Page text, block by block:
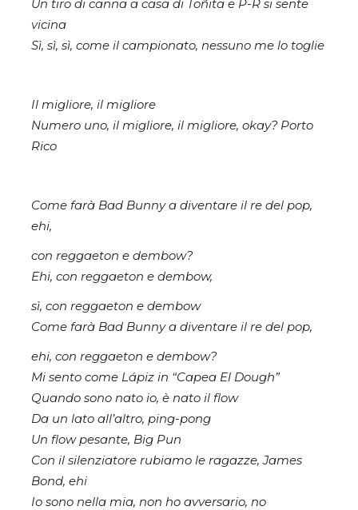
Un tiro di canna a casa di Toñita e P-R si sente
vicina
Sì, sì, sì, come il campionato, nessuno me lo toglie
Il migliore, il migliore
Numero uno, il migliore, il migliore, okay? Porto
Rico
Come farà Bad Bunny a diventare il re del pop,
ehi,
con reggaeton e dembow?
Ehi, con reggaeton e dembow,
sì, con reggaeton e dembow
Come farà Bad Bunny a diventare il re del pop,
ehi, con reggaeton e dembow?
Mi sento come Lápiz in “Capea El Dough”
Quando sono nato io, è nato il flow
Da un lato all’altro, ping-pong
Un flow pesante, Big Pun
Con il silenziatore rubiamo le ragazze, James
Bond, ehi
Io sono nella mia, non ho avversario, no